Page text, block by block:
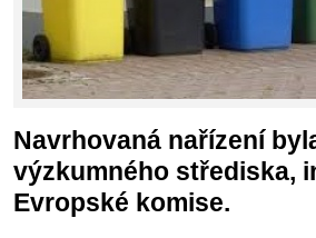
Navrhovaná nařízení
výzkumného střediska,
Evropské komise.